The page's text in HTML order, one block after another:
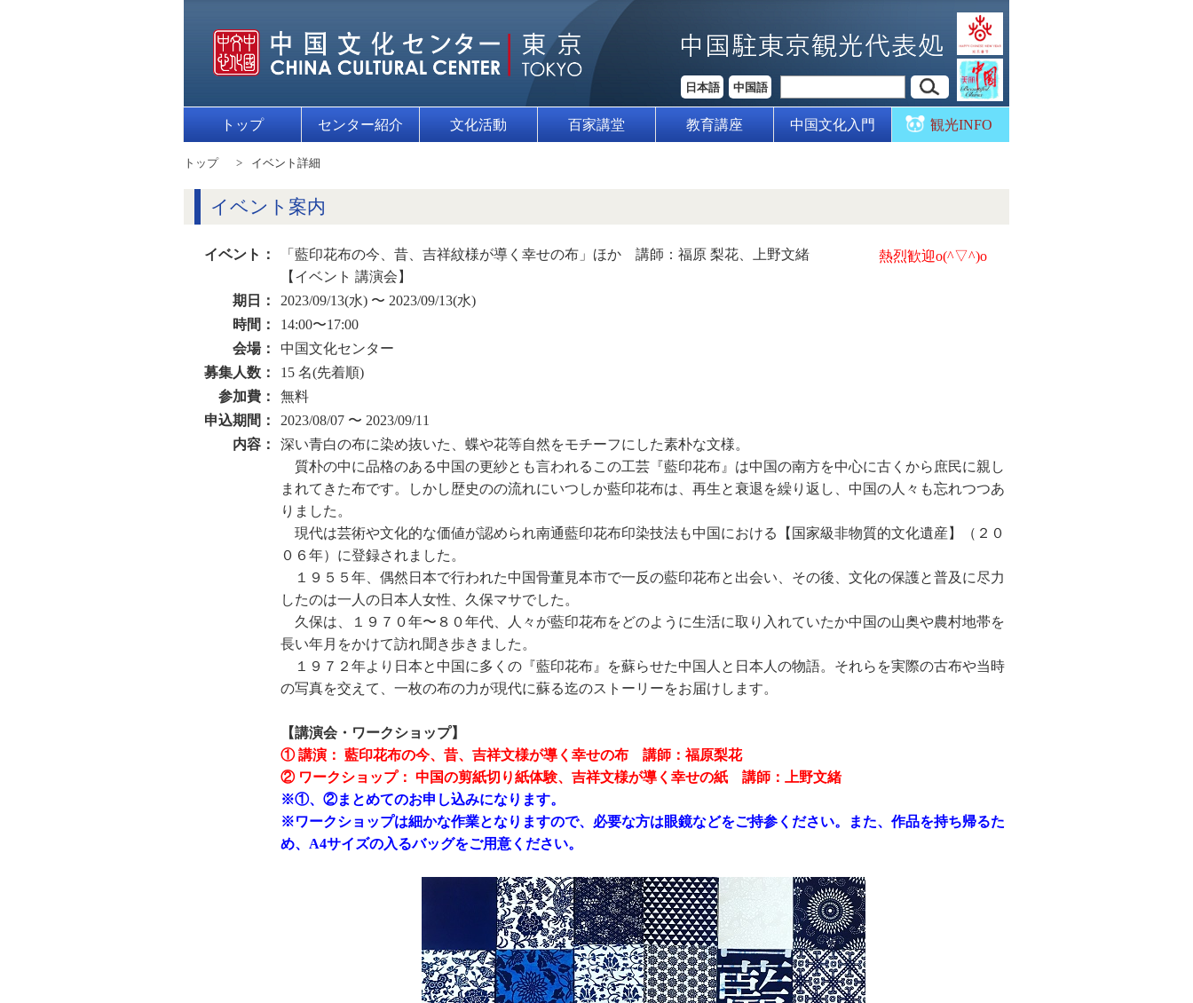
日本語 中国語
トップ センター紹介 文化活動 百家講堂 教育講座 中国文化入門 観光INFO
トップ イベント詳細
イベント案内
イベント： 熱烈歓迎o(^▽^)o
「藍印花布の今、昔、吉祥紋様が導く幸せの布」ほか 講師：福原 梨花、上野文緒
【イベント 講演会】
期日：
2023/09/13(水) 〜 2023/09/13(水)
時間：
14:00〜17:00
会場：
中国文化センター
募集人数：
15 名(先着順)
参加費：
無料
申込期間：
2023/08/07 〜 2023/09/11
内容：
深い青白の布に染め抜いた、蝶や花等自然をモチーフにした素朴な文様。
質朴の中に品格のある中国の更紗とも言われるこの工芸『藍印花布』は中国の南方を中心に古くから庶民に親し
まれてきた布です。しかし歴史のの流れにいつしか藍印花布は、再生と衰退を繰り返し、中国の人々も忘れつつあ
りました。
現代は芸術や文化的な価値が認められ南通藍印花布印染技法も中国における【国家級非物質的文化遺産】（２０
０６年）に登録されました。
１９５５年、偶然日本で行われた中国骨董見本市で一反の藍印花布と出会い、その後、文化の保護と普及に尽力
したのは一人の日本人女性、久保マサでした。
久保は、１９７０年〜８０年代、人々が藍印花布をどのように生活に取り入れていたか中国の山奥や農村地帯を
長い年月をかけて訪れ聞き歩きました。
１９７２年より日本と中国に多くの『藍印花布』を蘇らせた中国人と日本人の物語。それらを実際の古布や当時
の写真を交えて、一枚の布の力が現代に蘇る迄のストーリーをお届けします。
【講演会・ワークショップ】
① 講演： 藍印花布の今、昔、吉祥文様が導く幸せの布 講師：福原梨花
② ワークショップ： 中国の剪紙切り紙体験、吉祥文様が導く幸せの紙 講師：上野文緒
※①、②まとめてのお申し込みになります。
※ワークショップは細かな作業となりますので、必要な方は眼鏡などをご持参ください。また、作品を持ち帰るた
め、A4サイズの入るバッグをご用意ください。